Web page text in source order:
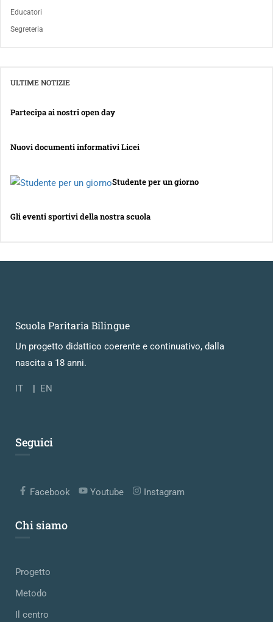
Educatori
Segreteria
ULTIME NOTIZIE
Partecipa ai nostri open day
Nuovi documenti informativi Licei
Studente per un giorno
Gli eventi sportivi della nostra scuola
Scuola Paritaria Bilingue
Un progetto didattico coerente e continuativo, dalla
nascita a 18 anni.
IT | EN
Seguici
Facebook Youtube Instagram
Chi siamo
Progetto
Metodo
Il centro